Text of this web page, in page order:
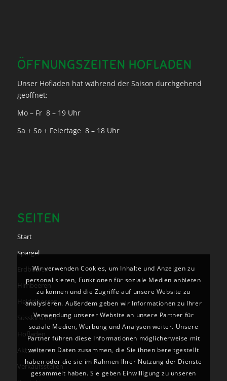
ÖFFNUNGSZEITEN HOFLADEN
Unser Hofladen hat während der Saison durchgehend
geöffnet:
Mo – Fr 8 – 19 Uhr
Sa + So + Feiertage 8 – 18 Uhr
SEITEN
Start
Spargel
Erdbeeren
Himbeeren
Heidelbeeren
Süsskirschen
Hofladen
Aktuelles
Verkaufsstellen
Wir verwenden Cookies, um Inhalte und Anzeigen zu
personalisieren, Funktionen für soziale Medien anbieten
zu können und die Zugriffe auf unsere Website zu
analysieren. Außerdem geben wir Informationen zu Ihrer
Verwendung unserer Website an unsere Partner für
soziale Medien, Werbung und Analysen weiter. Unsere
Partner führen diese Informationen möglicherweise mit
weiteren Daten zusammen, die Sie ihnen bereitgestellt
haben oder die sie im Rahmen Ihrer Nutzung der Dienste
gesammelt haben. Sie geben Einwilligung zu unseren